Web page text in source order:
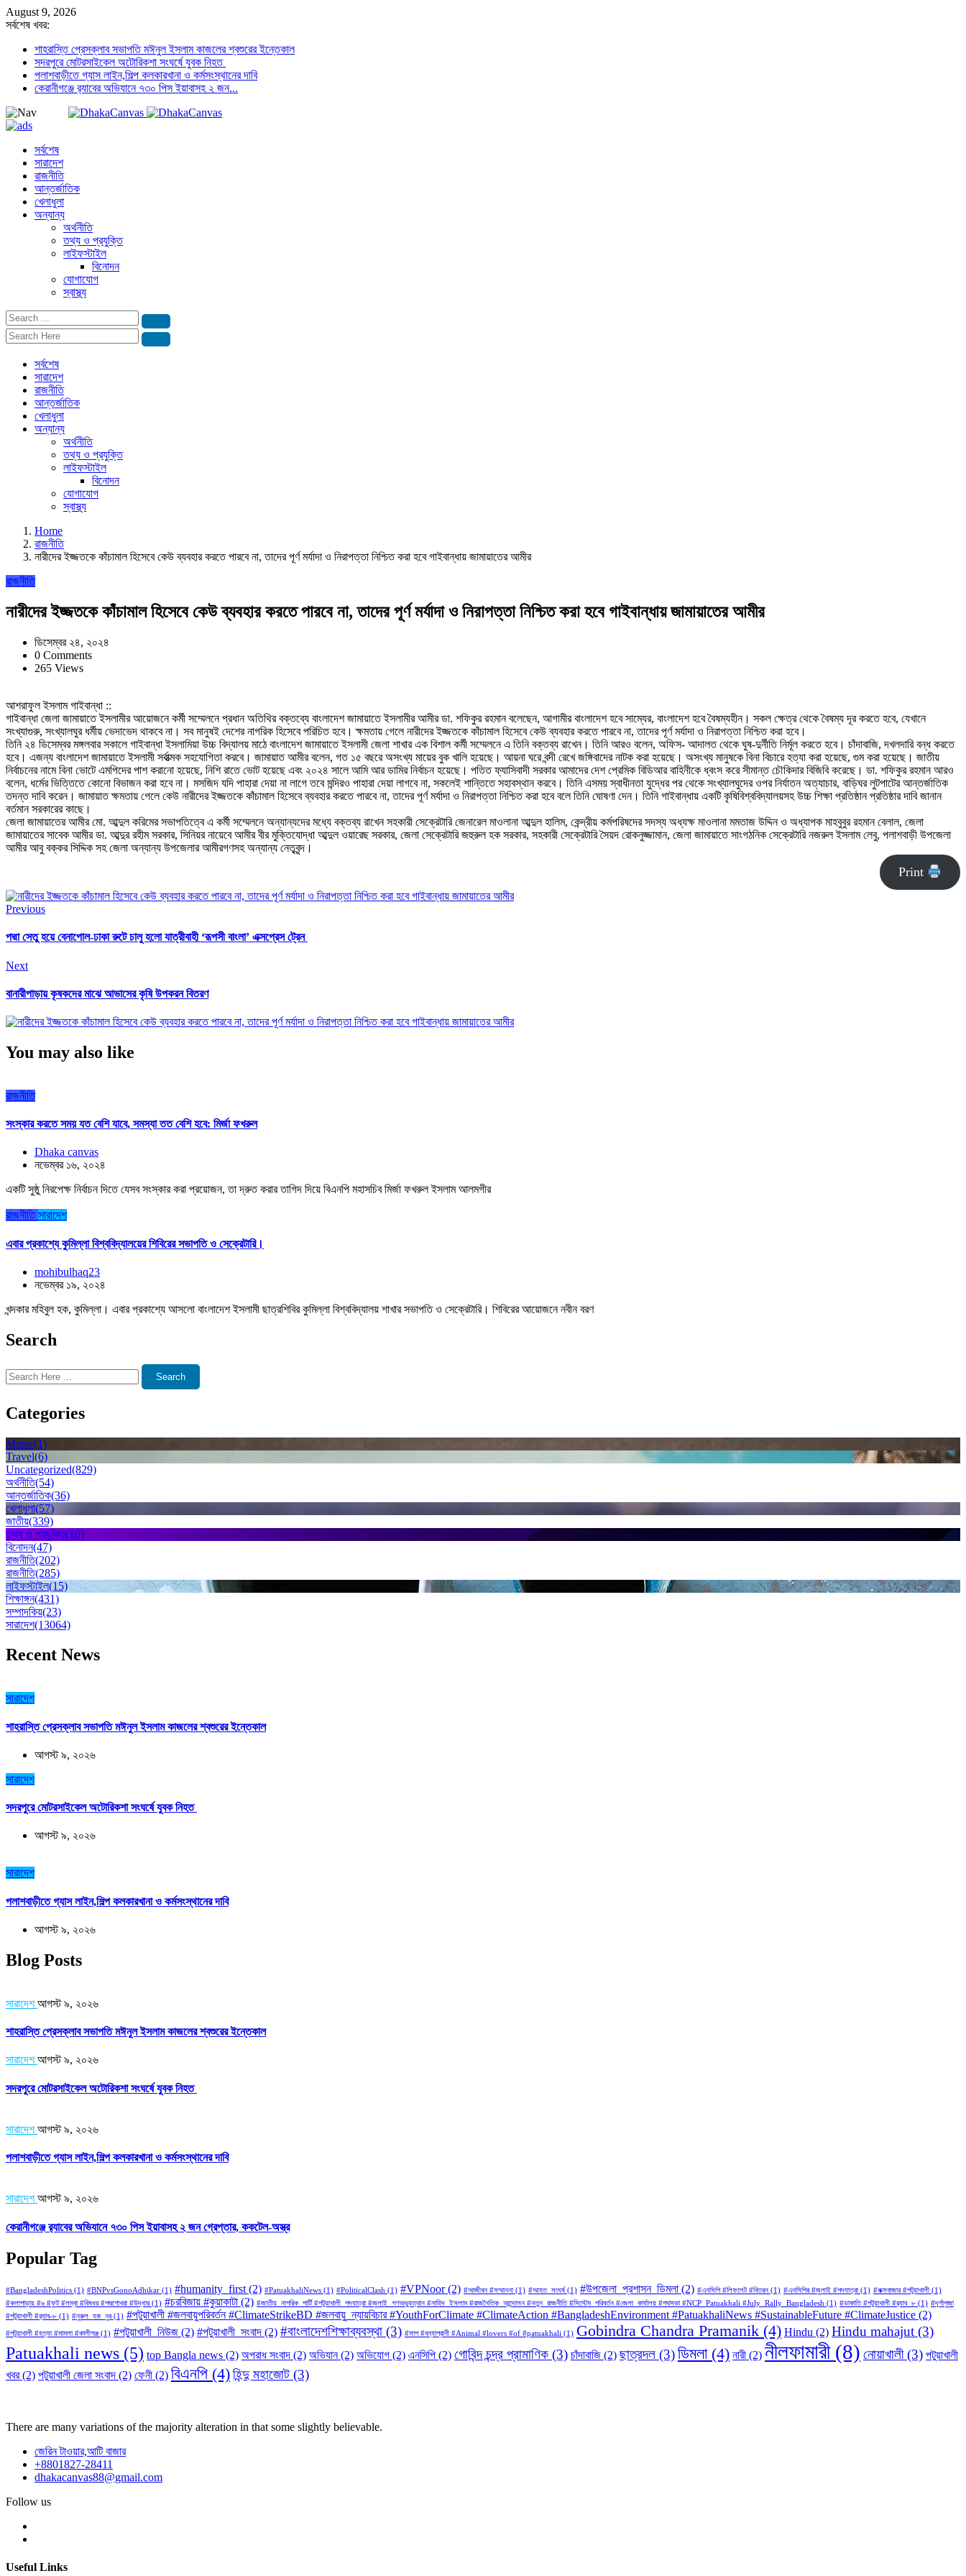
August 9, 2026
সর্বশেষ খবর:
শাহরাস্তি প্রেসক্লাব সভাপতি মঈনুল ইসলাম কাজলের শ্বশুরের ইন্তেকাল
সদরপুরে মোটরসাইকেল অটোরিকশা সংঘর্ষে যুবক নিহত
পলাশবাড়ীতে গ্যাস লাইন,শিল্প কলকারখানা ও কর্মসংস্থানের দাবি
কেরানীগঞ্জে র‍্যাবের অভিযানে ৭৩০ পিস ইয়াবাসহ ২ জন...
সর্বশেষ
সারাদেশ
রাজনীতি
আন্তর্জাতিক
খেলাধুলা
অন্যান্য
অর্থনীতি
তথ্য ও প্রযুক্তি
লাইফস্টাইল
বিনোদন
যোগাযোগ
স্বাস্থ্য
সর্বশেষ
সারাদেশ
রাজনীতি
আন্তর্জাতিক
খেলাধুলা
অন্যান্য
অর্থনীতি
তথ্য ও প্রযুক্তি
লাইফস্টাইল
বিনোদন
যোগাযোগ
স্বাস্থ্য
Home
রাজনীতি
নারীদের ইজ্জতকে কাঁচামাল হিসেবে কেউ ব্যবহার করতে পারবে না, তাদের পূর্ণ মর্যাদা ও নিরাপত্তা নিশ্চিত করা হবে গাইবান্ধায় জামায়াতের আমীর
রাজনীতি
নারীদের ইজ্জতকে কাঁচামাল হিসেবে কেউ ব্যবহার করতে পারবে না, তাদের পূর্ণ মর্যাদা ও নিরাপত্তা নিশ্চিত করা হবে গাইবান্ধায় জামায়াতের আমীর
ডিসেম্বর ২৪, ২০২৪
0 Comments
265 Views
আশরাফুল ইসলাম গাইবান্ধা ::
গাইবান্ধা জেলা জামায়াতে ইসলামীর আয়োজনে কর্মী সম্মেলনে প্রধান অতিথির বক্তব্যে বাংলাদেশ জামায়াতে ইসলামীর আমীর ডা. শফিকুর রহমান বলেছেন, আগামীর বাংলাদেশ হবে সাম্যের, বাংলাদেশ হবে বৈষম্যহীন। সকল ক্ষেত্র থেকে বৈষম্য দূর করতে হবে, যেখানে
সংখ্যাগুরু, সংখ্যালঘুর ধর্মীয় ভেদাভেদ থাকবে না। সব মানুষই দেশের নাগরিক হিসেবে পরিচিত হবে। ক্ষমতায় গেলে নারীদের ইজ্জতকে কাঁচামাল হিসেবে কেউ ব্যবহার করতে পারবে না, তাদের পূর্ণ মর্যাদা ও নিরাপত্তা নিশ্চিত করা হবে।
তিনি ২৪ ডিসেম্বর মঙ্গলবার সকালে গাইবান্ধা ইসলামিয়া উচ্চ বিদ্যালয় মাঠে বাংলাদেশ জামায়াতে ইসলামী জেলা শাখার এক বিশাল কর্মী সম্মেলনে এ তিনি বক্তব্য রাখেন। তিনি আরও বলেন, অফিস- আদালত থেকে ঘুষ-দুর্নীতি নির্মূল করতে হবে। চাঁদাবাজি, দখলদারি বন্ধ করতে
হবে। এজন্য বাংলাদেশ জামায়াতে ইসলামী সর্বাত্মক সহযোগিতা করবে। জামায়াত আমীর বলেন, গত ১৫ বছরে অসংখ্য মায়ের বুক খালি হয়েছে। আয়না ঘরে বন্দী রেখে জঙ্গিবাদের নাটক করা হয়েছে। অসংখ্য মানুষকে বিনা বিচারে হত্যা করা হয়েছে, গুম করা হয়েছে। জাতীয়
নির্বাচনের নামে বিনা ভোটে এমপিদের পাশ করানো হয়েছে, নিশি রাতে ভোট হয়েছে এবং ২০২৪ সালে আমি আর ডামির নির্বাচন হয়েছে। পতিত ফ্যাসিবাদী সরকার আমাদের দেশ প্রেমিক বিডিআর বাহিনীকে ধ্বংস করে সীমান্ত চৌকিদার বিজিবি করেছে। ডা. শফিকুর রহমান আরও
বলেন, ধর্মের ভিত্তিতে কোনো বিভাজন করা হবে না। মসজিদ যদি পাহারা দেয়া না লাগে তবে মন্দিরও পাহারা দেয়া লাগবে না, সকলেই শান্তিতে সহাবস্থান করবে। তিনি এসময় স্বাধীনতা যুদ্ধের পর থেকে সংখ্যালঘুদের ওপর নির্যাতন অত্যাচার, বাড়িঘর লুটপাটের আন্তর্জাতিক
তদন্ত দাবি করেন। জামায়াত ক্ষমতায় গেলে কেউ নারীদের ইজ্জতকে কাঁচামাল হিসেবে ব্যবহার করতে পারবে না, তাদের পূর্ণ মর্যাদা ও নিরাপত্তা নিশ্চিত করা হবে বলে তিনি ঘোষণা দেন। তিনি গাইবান্ধায় একটি কৃষিবিশ্ববিদ্যালয়সহ উচ্চ শিক্ষা প্রতিষ্ঠান প্রতিষ্ঠার দাবি জানান
বর্তমান সরকারের কাছে।
জেলা জামায়াতের আমীর মো. আব্দুল করিমের সভাপতিত্বে এ কর্মী সম্মেলনে অন্যান্যদের মধ্যে বক্তব্য রাখেন সহকারী সেক্রেটারি জেনারেল মাওলানা আব্দুল হালিম, কেন্দ্রীয় কর্মপরিষদের সদস্য অধ্যক্ষ মাওলানা মমতাজ উদ্দিন ও অধ্যাপক মাহবুবুর রহমান বেলাল, জেলা
জামায়াতের সাবেক আমীর ডা. আব্দুর রহীম সরকার, সিনিয়র নায়েবে আমীর বীর মুক্তিযোদ্ধা আব্দুল ওয়ারেছ সরকার, জেলা সেক্রেটারি জহুরুল হক সরকার, সহকারী সেক্রেটারি সৈয়দ রোকনুজ্জামান, জেলা জামায়াতে সাংগঠনিক সেক্রেটারি নজরুল ইসলাম লেবু, পলাশবাড়ী উপজেলা
আমীর আবু বক্কর সিদ্দিক সহ জেলা অন্যান্য উপজেলার আমীরগণসহ অন্যান্য নেতৃবৃন্দ।
Print
Previous
পদ্মা সেতু হয়ে বেনাপোল-ঢাকা রুটে চালু হলো যাত্রীবাহী ‘রূপসী বাংলা’ এক্সপ্রেস ট্রেন
Next
বানারীপাড়ায় কৃষকদের মাঝে আভাসের কৃষি উপকরন বিতরণ
You may also like
রাজনীতি
সংস্কার করতে সময় যত বেশি যাবে, সমস্যা তত বেশি হবে: মির্জা ফখরুল
Dhaka canvas
নভেম্বর ১৬, ২০২৪
একটি সুষ্ঠু নিরপেক্ষ নির্বাচন দিতে যেসব সংস্কার করা প্রয়োজন, তা দ্রুত করার তাগিদ দিয়ে বিএনপি মহাসচিব মির্জা ফখরুল ইসলাম আলমগীর
রাজনীতি সারাদেশ
এবার প্রকাশ্যে কুমিল্লা বিশ্ববিদ্যালয়ের শিবিরের সভাপতি ও সেক্রেটারি।
mohibulhaq23
নভেম্বর ১৯, ২০২৪
খন্দকার মহিবুল হক, কুমিল্লা। এবার প্রকাশ্যে আসলো বাংলাদেশ ইসলামী ছাত্রশিবির কুমিল্লা বিশ্ববিদ্যালয় শাখার সভাপতি ও সেক্রেটারি। শিবিরের আয়োজনে নবীন বরণ
Search
Search
Categories
Music(1)
Travel(6)
Uncategorized(829)
অর্থনীতি(54)
আন্তর্জাতিক(36)
খেলাধুলা(57)
জাতীয়(339)
তথ্য ও প্রযুক্তি(10)
বিনোদন(47)
রাজনীতি(202)
রাজনীতি(285)
লাইফস্টাইল(15)
শিক্ষাঙ্গন(431)
সম্পাদকিয়(23)
সারাদেশ(13064)
Recent News
সারাদেশ
শাহরাস্তি প্রেসক্লাব সভাপতি মঈনুল ইসলাম কাজলের শ্বশুরের ইন্তেকাল
আগস্ট ৯, ২০২৬
সারাদেশ
সদরপুরে মোটরসাইকেল অটোরিকশা সংঘর্ষে যুবক নিহত
আগস্ট ৯, ২০২৬
সারাদেশ
পলাশবাড়ীতে গ্যাস লাইন,শিল্প কলকারখানা ও কর্মসংস্থানের দাবি
আগস্ট ৯, ২০২৬
Blog Posts
সারাদেশ আগস্ট ৯, ২০২৬
শাহরাস্তি প্রেসক্লাব সভাপতি মঈনুল ইসলাম কাজলের শ্বশুরের ইন্তেকাল
সারাদেশ আগস্ট ৯, ২০২৬
সদরপুরে মোটরসাইকেল অটোরিকশা সংঘর্ষে যুবক নিহত
সারাদেশ আগস্ট ৯, ২০২৬
পলাশবাড়ীতে গ্যাস লাইন,শিল্প কলকারখানা ও কর্মসংস্থানের দাবি
সারাদেশ আগস্ট ৯, ২০২৬
কেরানীগঞ্জে র‍্যাবের অভিযানে ৭৩০ পিস ইয়াবাসহ ২ জন গ্রেপ্তার, ককটেল-অস্ত্র
Popular Tag
#BangladeshPolitics (1) #BNPvsGonoAdhikar (1) #humanity_first (2) #PatuakhaliNews (1) #PoliticalClash (1) #VPNoor(2) #আজীবন #সম্মাননা (1) #আহত_সংঘর্ষ (1) #উপজেলা_প্রশাসন_ডিমলা (2) #এনসিপি #লিফলেট #বিতরন (1) #এনসিপির #জুলাই #পদযাত্রা (1) #কক্সবাজার #পটুয়াখালী (1)
#কলাপাড়ায় #৬ #ফুট #লম্বা #বিষধর #পদ্মগোখরা #উদ্ধার(1) #চরবিজায় #কুয়াকাটা (2) #জাতীয়_নাগরিক_পার্টি #পটুয়াখালী_পদযাত্রা #জুলাই_গণঅভ্যুত্থান #নাহিদ_ইসলাম #রাজনৈতিক_আন্দোলন #নতুন_রাজনীতি #সিস্টেম_পরিবর্তন #জেলা_কার্যালয় #পথসভা #NCP_Patuakhali #July_Rally_Bangladesh (1) #ডাকাতি #পটুয়াখালী #র‍্যাব_৮ (1) #দূর্গাপুজা
#পটুয়াখালী #র‍্যাব-৮ (1) #নুরুল_হক_নুর(1) #পটুয়াখালী #জলবায়ুপরিবর্তন #ClimateStrikeBD #জলবায়ু_ন্যায়বিচার #YouthForClimate #ClimateAction #BangladeshEnvironment #PatuakhaliNews #SustainableFuture #ClimateJustice (2)
#পটুয়াখালী #হত্যা #মামলা #কালীগঞ্জ (1) #পটুয়াখালী_নিউজ (2) #পটুয়াখালী_সংবাদ (2) #বাংলাদেশশিক্ষাব্যবস্থা (3) #সাপ #বন্যাপ্রানী #Animal #lovers #of #patuakhali (1) Gobindra Chandra Pramanik (4) Hindu (2) Hindu mahajut (3)
Patuakhali news (5) top Bangla news (2) অপরাধ সংবাদ (2) অভিযান(2) অভিযোগ (2) এনসিপি (2) গোবিন্দ চন্দ্র প্রামাণিক (3) চাঁদাবাজি (2) ছাত্রদল (3)ডিমলা(4) নারী (2) নীলফামারী(8) নোয়াখালী(3) পটুয়াখালী
খবর(2) পটুয়াখালী জেলা সংবাদ (2) ফেনী (2) বিএনপি (4)হিন্দু মহাজোট (3)
There are many variations of the majority alteration in that some slightly believable.
জেরিন টাওয়ার,আটি বাজার
+8801827-28411
dhakacanvas88@gmail.com
Follow us
Useful Links